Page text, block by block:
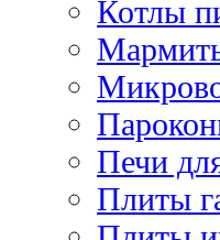
Котлы
Печи
Плиты